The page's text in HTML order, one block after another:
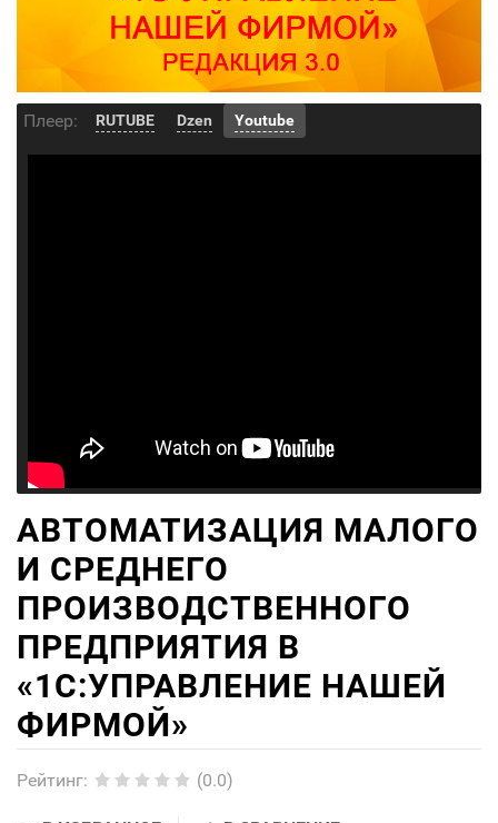
Плеер: RUTUBE Dzen Youtube
АВТОМАТИЗАЦИЯ МАЛОГО
И СРЕДНЕГО
ПРОИЗВОДСТВЕННОГО
ПРЕДПРИЯТИЯ В
«1С:УПРАВЛЕНИЕ НАШЕЙ
ФИРМОЙ»
Рейтинг: (0.0)